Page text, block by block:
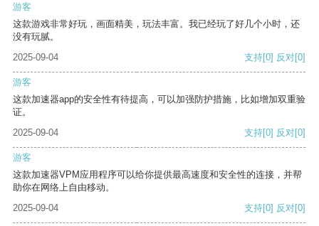
游客
这款游戏非常好玩，画面精美，玩法丰富。我已经玩了好几个小时，还
没有玩腻。
2025-09-04
支持[0] 反对[0]
游客
这款加速器app的安全性有待提高，可以加强防护措施，比如增加双重验
证。
2025-09-04
支持[0] 反对[0]
游客
这款加速器VPM应用程序可以给你提供最高速度和安全性的连接，并帮
助你在网络上自由移动。
2025-09-04
支持[0] 反对[0]